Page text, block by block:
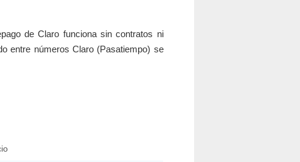
de Claro funciona sin contratos ni
entre números Claro (Pasatiempo) se